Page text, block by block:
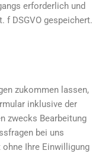
erforderlich und
f DSGVO gespeichert.
zukommen lassen,
inklusive der
zwecks Bearbeitung
bei uns
Ihre Einwilligung